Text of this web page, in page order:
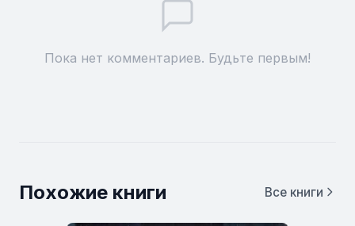
Пока нет комментариев. Будьте первым!
Похожие книги Все книги